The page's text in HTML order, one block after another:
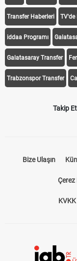
Transfer Haberleri TV'de
iddaa Programı
Galatasaray Transfer
Trabzonspor Transfer
Takip Et
Bize Ulaşın
Çerez